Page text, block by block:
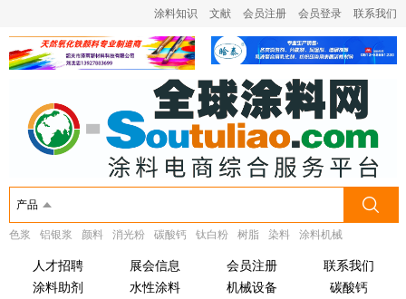
涂料知识 文献 会员注册 会员登录 联系我们
产品
色浆 铝银浆 颜料 消光粉 碳酸钙 钛白粉 树脂 染料 涂料机械
人才招聘 展会信息 会员注册
联系我们
涂料助剂
水性涂料 机械设备 碳酸钙